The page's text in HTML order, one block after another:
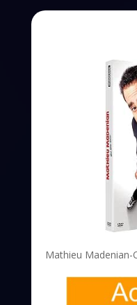
Mathieu Madenian-